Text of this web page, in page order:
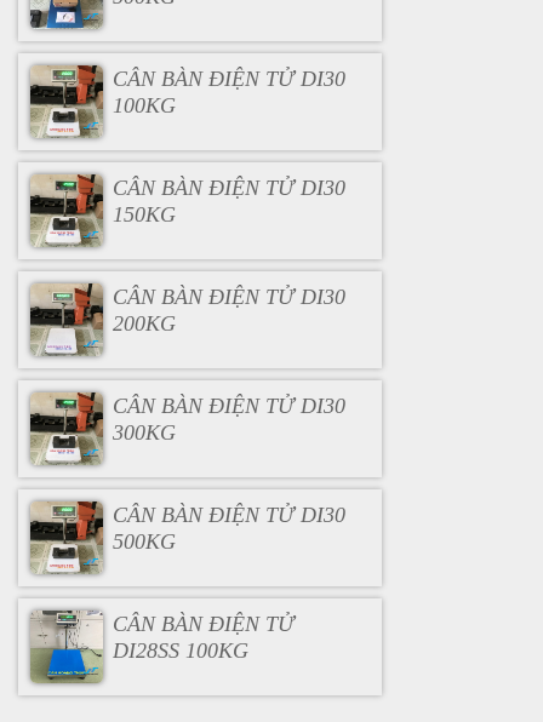
CÂN BÀN ĐIỆN TỬ DI30
100KG
CÂN BÀN ĐIỆN TỬ DI30
150KG
CÂN BÀN ĐIỆN TỬ DI30
200KG
CÂN BÀN ĐIỆN TỬ DI30
300KG
CÂN BÀN ĐIỆN TỬ DI30
500KG
CÂN BÀN ĐIỆN TỬ
DI28SS 100KG